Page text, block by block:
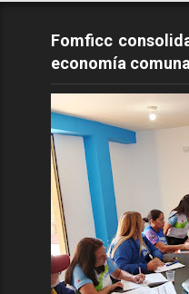
Fomficc
economía